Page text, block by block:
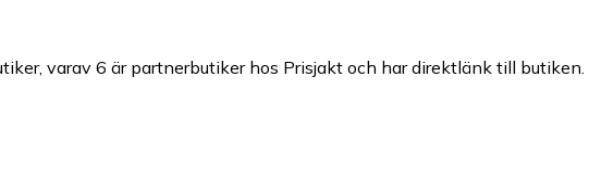
varav 6 är partnerbutiker hos Prisjakt och har direktlänk till butiken.